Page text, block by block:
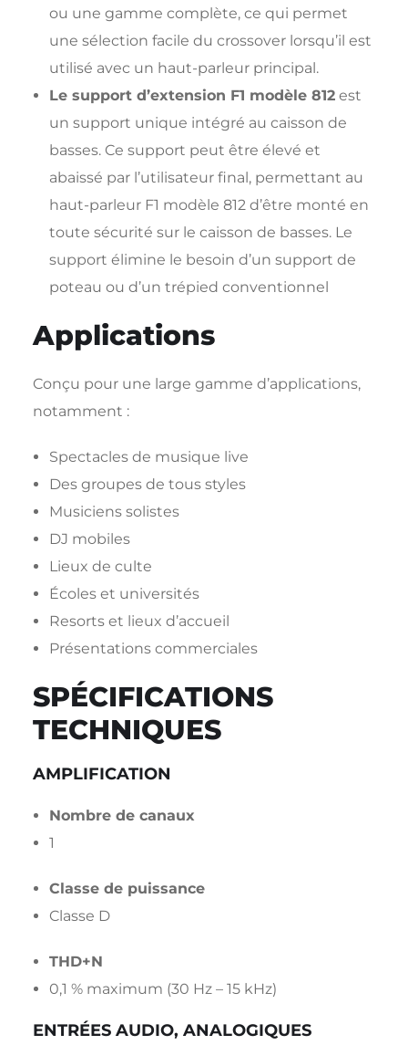
ou une gamme complète, ce qui permet
une sélection facile du crossover lorsqu’il est
utilisé avec un haut-parleur principal.
Le support d’extension F1 modèle 812 est
un support unique intégré au caisson de
basses. Ce support peut être élevé et
abaissé par l’utilisateur final, permettant au
haut-parleur F1 modèle 812 d’être monté en
toute sécurité sur le caisson de basses. Le
support élimine le besoin d’un support de
poteau ou d’un trépied conventionnel
Applications
Conçu pour une large gamme d’applications,
notamment :
Spectacles de musique live
Des groupes de tous styles
Musiciens solistes
DJ mobiles
Lieux de culte
Écoles et universités
Resorts et lieux d’accueil
Présentations commerciales
SPÉCIFICATIONS
TECHNIQUES
AMPLIFICATION
Nombre de canaux
1
Classe de puissance
Classe D
THD+N
0,1 % maximum (30 Hz – 15 kHz)
ENTRÉES AUDIO, ANALOGIQUES